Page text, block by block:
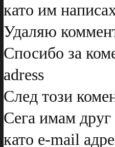
като им
Удаляю
Спосибо за
adress
След този
Сега имам
като e-mail